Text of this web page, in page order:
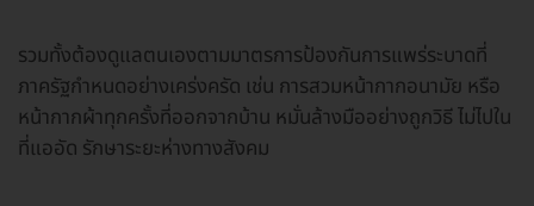
รวมทั้งต้องดูแลตนเองตามมาตรการป้องกันการแพร่ระบาดที่
ภาครัฐกำหนดอย่างเคร่งครัด เช่น การสวมหน้ากากอนามัย หรือ
หน้ากากผ้าทุกครั้งที่ออกจากบ้าน หมั่นล้างมืออย่างถูกวิธี ไม่ไปใน
ที่แออัด รักษาระยะห่างทางสังคม